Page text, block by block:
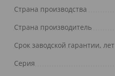
Страна производства
Страна производитель
Срок заводской гарантии, лет
Серия